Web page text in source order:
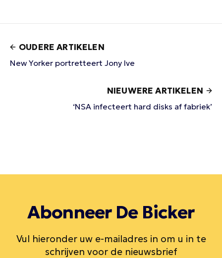
OUDERE ARTIKELEN
New Yorker portretteert Jony Ive
NIEUWERE ARTIKELEN
‘NSA infecteert hard disks af fabriek’
Abonneer De Bicker
Vul hieronder uw e-mailadres in om u in te
schrijven voor de nieuwsbrief